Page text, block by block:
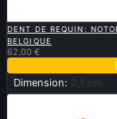
DENT DE REQUIN:
BELGIQUE
62,00 €
Dimension: 2,1 cm